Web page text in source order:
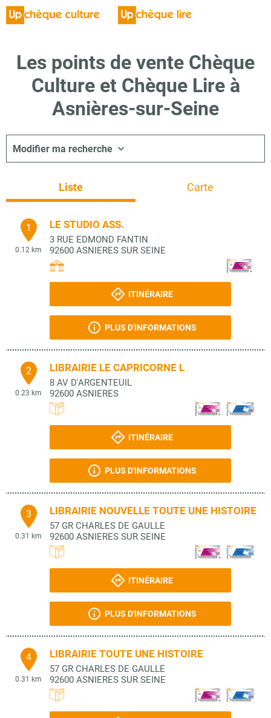
Les points de vente Chèque
Culture et Chèque Lire à
Asnières-sur-Seine
Modifier ma recherche
Liste Carte
1
0.12 km
LE STUDIO ASS.
3 RUE EDMOND FANTIN
92600 ASNIERES SUR SEINE
ITINÉRAIRE
PLUS D'INFORMATIONS
2
0.23 km
LIBRAIRIE LE CAPRICORNE L
8 AV D'ARGENTEUIL
92600 ASNIERES
ITINÉRAIRE
PLUS D'INFORMATIONS
3
0.31 km
LIBRAIRIE NOUVELLE TOUTE UNE HISTOIRE
57 GR CHARLES DE GAULLE
92600 ASNIERES SUR SEINE
ITINÉRAIRE
PLUS D'INFORMATIONS
4
0.31 km
LIBRAIRIE TOUTE UNE HISTOIRE
57 GR CHARLES DE GAULLE
92600 ASNIERES SUR SEINE